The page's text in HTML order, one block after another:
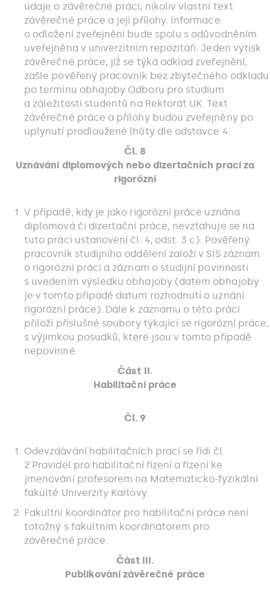
údaje o závěrečné práci, nikoliv vlastní text
závěrečné práce a její přílohy. Informace
o odložení zveřejnění bude spolu s odůvodněním
uveřejněna v univerzitním repozitáři. Jeden výtisk
závěrečné práce, jíž se týká odklad zveřejnění,
zašle pověřený pracovník bez zbytečného odkladu
po termínu obhajoby Odboru pro studium
a záležitosti studentů na Rektorát UK. Text
závěrečné práce a přílohy budou zveřejněny po
uplynutí prodloužené lhůty dle odstavce 4.
Čl. 8
Uznávání diplomových nebo dizertačních prací za
rigorózní
V případě, kdy je jako rigorózní práce uznána
diplomová či dizertační práce, nevztahuje se na
tuto práci ustanovení čl. 4, odst. 3 c). Pověřený
pracovník studijního oddělení založí v SIS záznam
o rigorózní práci a záznam o studijní povinnosti
s uvedením výsledku obhajoby (datem obhajoby
je v tomto případě datum rozhodnutí o uznání
rigorózní práce). Dále k záznamu o této práci
přiloží příslušné soubory týkající se rigorózní práce,
s výjimkou posudků, které jsou v tomto případě
nepovinné.
Část II.
Habilitační práce
Čl. 9
Odevzdávání habilitačních prací se řídí čl.
2 Pravidel pro habilitační řízení a řízení ke
jmenování profesorem na Matematicko-fyzikální
fakultě Univerzity Karlovy.
Fakultní koordinátor pro habilitační práce není
totožný s fakultním koordinátorem pro
závěrečné práce.
Část III.
Publikování závěrečné práce